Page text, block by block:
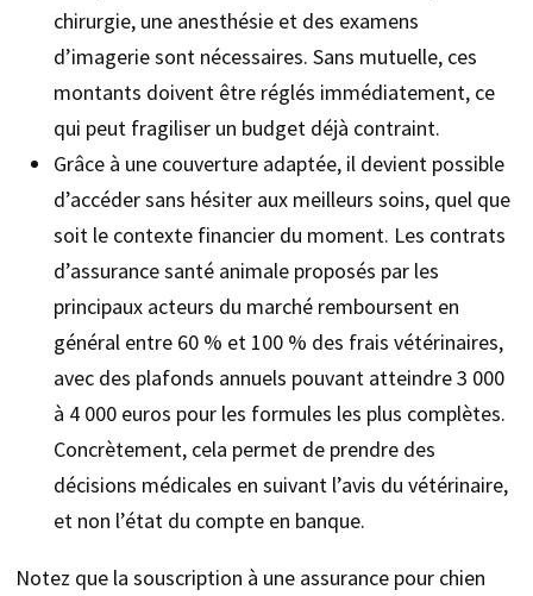
chirurgie, une anesthésie et des examens
d’imagerie sont nécessaires. Sans mutuelle, ces
montants doivent être réglés immédiatement, ce
qui peut fragiliser un budget déjà contraint.
Grâce à une couverture adaptée, il devient possible
d’accéder sans hésiter aux meilleurs soins, quel que
soit le contexte financier du moment. Les contrats
d’assurance santé animale proposés par les
principaux acteurs du marché remboursent en
général entre 60 % et 100 % des frais vétérinaires,
avec des plafonds annuels pouvant atteindre 3 000
à 4 000 euros pour les formules les plus complètes.
Concrètement, cela permet de prendre des
décisions médicales en suivant l’avis du vétérinaire,
et non l’état du compte en banque.
Notez que la souscription à une assurance pour chien